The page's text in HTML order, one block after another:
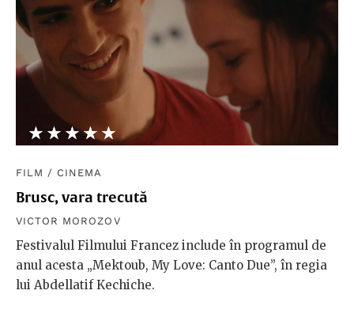
★★★★★
☆☆☆☆☆
FILM / CINEMA
Brusc, vara trecută
VICTOR MOROZOV
Festivalul Filmului Francez include în programul de
anul acesta „Mektoub, My Love: Canto Due”, în regia
lui Abdellatif Kechiche.